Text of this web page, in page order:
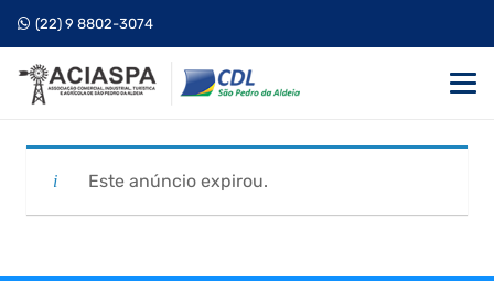
(22) 9 8802-3074
Este anúncio expirou.